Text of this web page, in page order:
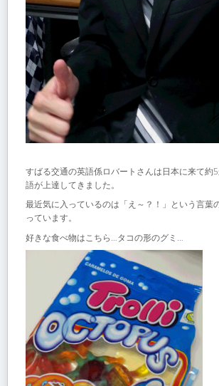
すばる交通の英語係ロバートさんは日本に来て約
語が上達してきました。
最近気に入っているのは「え～？！」という言葉
っています。
好きな食べ物はこちら…タコの形のグミ…